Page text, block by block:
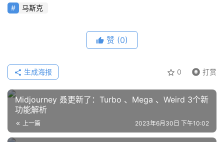
马斯克
赞 (0)
0 打赏
生成海报
Midjourney 叒更新了：Turbo 、Mega 、Weird 3个新
功能解析
上一篇 2023年6月30日 下午10:02